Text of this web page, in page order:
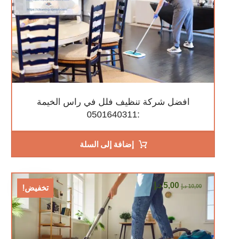
افضل شركة تنظيف فلل في راس الخيمة
:0501640311
إضافة إلى السلة
تخفيض! 10,00 د.إ 5,00 د.إ